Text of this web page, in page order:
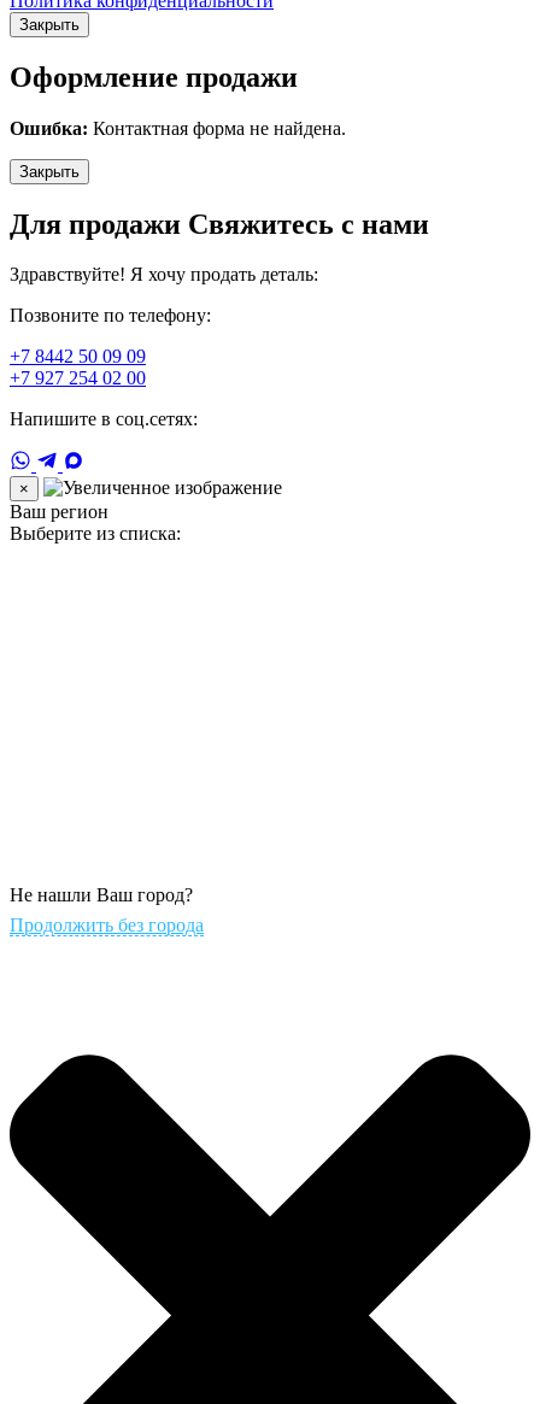
Закрыть
Оформление продажи
Ошибка: Контактная форма не найдена.
Закрыть
Для продажи Свяжитесь с нами
Здравствуйте! Я хочу продать деталь:
Позвоните по телефону:
+7 8442 50 09 09
+7 927 254 02 00
Напишите в соц.сетях:
×
Ваш регион
Выберите из списка:
Не нашли Ваш город?
Продолжить без города